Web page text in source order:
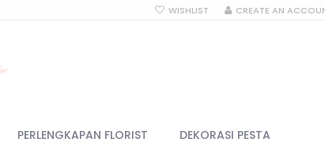
WISHLIST CREATE AN
PERLENGKAPAN FLORIST DEKORASI PESTA